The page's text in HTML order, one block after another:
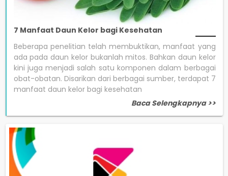
7 Manfaat Daun Kelor bagi Kesehatan
Beberapa penelitian telah membuktikan, manfaat yang
ada pada daun kelor bukanlah mitos. Bahkan daun kelor
kini juga menjadi salah satu komponen dalam berbagai
obat-obatan. Disarikan dari berbagai sumber, terdapat 7
manfaat daun kelor bagi kesehatan
Baca Selengkapnya >>